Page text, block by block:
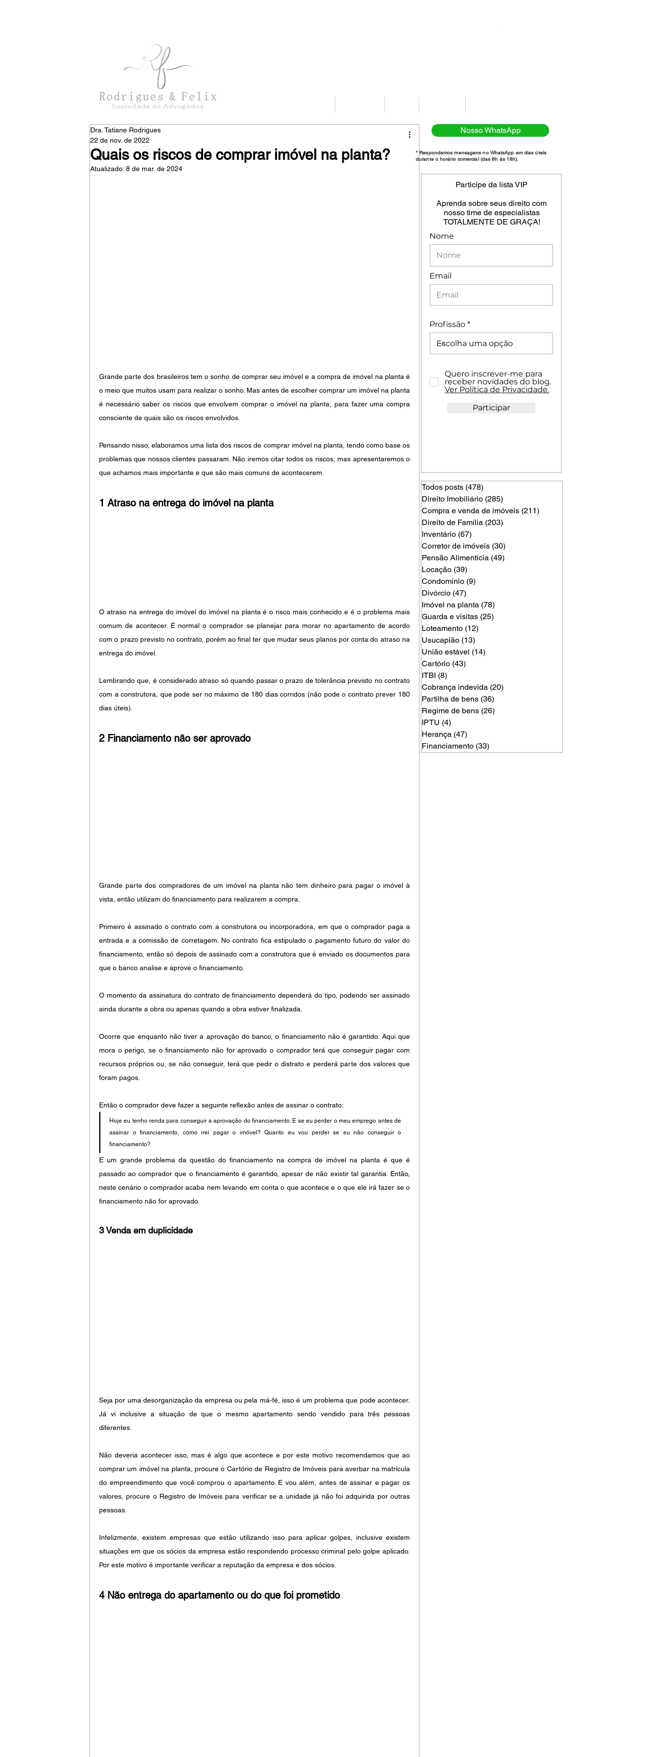
Quais os riscos de comprar imóvel na planta?
Dra. Tatiane Rodrigues
22 de nov. de 2022
Atualizado: 8 de mar. de 2024
Grande parte dos brasileiros tem o sonho de comprar seu imóvel e a compra de imóvel na planta é
o meio que muitos usam para realizar o sonho. Mas antes de escolher comprar um imóvel na planta
é necessário saber os riscos que envolvem comprar o imóvel na planta, para fazer uma compra
consciente de quais são os riscos envolvidos.
Pensando nisso, elaboramos uma lista dos riscos de comprar imóvel na planta, tendo como base os
problemas que nossos clientes passaram. Não iremos citar todos os riscos, mas apresentaremos o
que achamos mais importante e que são mais comuns de acontecerem.
1 Atraso na entrega do imóvel na planta
O atraso na entrega do imóvel do imóvel na planta é o risco mais conhecido e é o problema mais
comum de acontecer. É normal o comprador se planejar para morar no apartamento de acordo
com o prazo previsto no contrato, porém ao final ter que mudar seus planos por conta do atraso na
entrega do imóvel.
Lembrando que, é considerado atraso só quando passar o prazo de tolerância previsto no contrato
com a construtora, que pode ser no máximo de 180 dias corridos (não pode o contrato prever 180
dias úteis).
2 Financiamento não ser aprovado
Grande parte dos compradores de um imóvel na planta não tem dinheiro para pagar o imóvel à
vista, então utilizam do financiamento para realizarem a compra.
Primeiro é assinado o contrato com a construtora ou incorporadora, em que o comprador paga a
entrada e a comissão de corretagem. No contrato fica estipulado o pagamento futuro do valor do
financiamento, então só depois de assinado com a construtora que é enviado os documentos para
que o banco analise e aprove o financiamento.
O momento da assinatura do contrato de financiamento dependerá do tipo, podendo ser assinado
ainda durante a obra ou apenas quando a obra estiver finalizada.
Ocorre que enquanto não tiver a aprovação do banco, o financiamento não é garantido. Aqui que
mora o perigo, se o financiamento não for aprovado o comprador terá que conseguir pagar com
recursos próprios ou, se não conseguir, terá que pedir o distrato e perderá parte dos valores que
foram pagos.
Então o comprador deve fazer a seguinte reflexão antes de assinar o contrato:
Hoje eu tenho renda para conseguir a aprovação do financiamento. E se eu perder o meu emprego antes de
assinar o financiamento, como irei pagar o imóvel? Quanto eu vou perder se eu não conseguir o
financiamento?
E um grande problema da questão do financiamento na compra de imóvel na planta é que é
passado ao comprador que o financiamento é garantido, apesar de não existir tal garantia. Então,
neste cenário o comprador acaba nem levando em conta o que acontece e o que ele irá fazer se o
financiamento não for aprovado.
3 Venda em duplicidade
Seja por uma desorganização da empresa ou pela má-fé, isso é um problema que pode acontecer.
Já vi inclusive a situação de que o mesmo apartamento sendo vendido para três pessoas
diferentes.
Não deveria acontecer isso, mas é algo que acontece e por este motivo recomendamos que ao
comprar um imóvel na planta, procure o Cartório de Registro de Imóveis para averbar na matrícula
do empreendimento que você comprou o apartamento. E vou além, antes de assinar e pagar os
valores, procure o Registro de Imóveis para verificar se a unidade já não foi adquirida por outras
pessoas.
Infelizmente, existem empresas que estão utilizando isso para aplicar golpes, inclusive existem
situações em que os sócios da empresa estão respondendo processo criminal pelo golpe aplicado.
Por este motivo é importante verificar a reputação da empresa e dos sócios.
4 Não entrega do apartamento ou do que foi prometido
Participe da lista VIP
Aprenda sobre seus direito com
nosso time de especialistas
TOTALMENTE DE GRAÇA!
Nome
Email
Profissão
Quero inscrever-me para
receber novidades do blog.
Ver Política de Privacidade.
Participar
Todos posts (478)
Direito Imobiliário (285)
Compra e venda de imóveis (211)
Direito de Família (203)
Inventário (67)
Corretor de imóveis (30)
Pensão Alimentícia (49)
Locação (39)
Condomínio (9)
Divórcio (47)
Imóvel na planta (78)
Guarda e visitas (25)
Loteamento (12)
Usucapião (13)
União estável (14)
Cartório (43)
ITBI (8)
Cobrança indevida (20)
Partilha de bens (36)
Regime de bens (26)
IPTU (4)
Herança (47)
Financiamento (33)
Nosso WhatsApp
* Respondemos mensagens no WhatsApp em dias úteis
durante o horário comercial (das 8h às 18h).